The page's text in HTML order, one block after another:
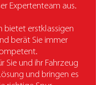
Expertenteam aus.
bietet erstklassigen
berät Sie immer
Sie und ihr Fahrzeug
und bringen es